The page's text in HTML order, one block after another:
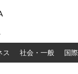
ス 社会・一般 国際